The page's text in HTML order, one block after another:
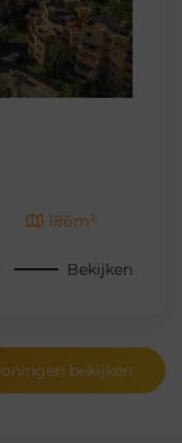
186m²
Bekijken
bekijken